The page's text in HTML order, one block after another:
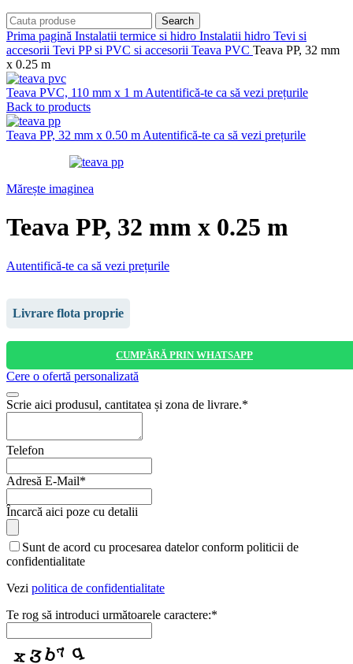
Search
Prima pagină Instalatii termice si hidro Instalatii hidro Tevi si
accesorii Tevi PP si PVC si accesorii Teava PVC Teava PP, 32 mm
x 0.25 m
Teava PVC, 110 mm x 1 m Autentifică-te ca să vezi prețurile
Back to products
Teava PP, 32 mm x 0.50 m Autentifică-te ca să vezi prețurile
Mărește imaginea
Teava PP, 32 mm x 0.25 m
Autentifică-te ca să vezi prețurile
Livrare flota proprie
CUMPĂRĂ PRIN WHATSAPP
Cere o ofertă personalizată
Scrie aici produsul, cantitatea și zona de livrare.*
Telefon
Adresă E-Mail*
Your
Website
Încarcă aici poze cu detalii
Sunt de acord cu procesarea datelor conform politicii de
confidentialitate
Vezi politica de confidentialitate
Te rog să introduci următoarele caractere:*